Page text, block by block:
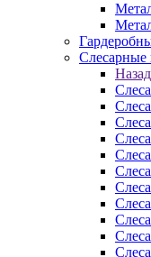
Слесарные
Назад